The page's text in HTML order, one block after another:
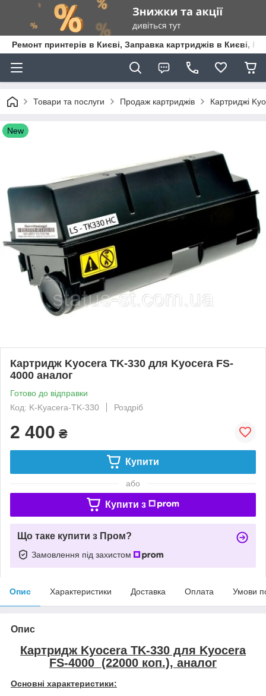
Ремонт принтерів в Києві, Заправка картриджів в Києві,
Товари та послуги Продаж картриджів Картриджі
New
Картридж Kyocera TK-330 для Kyocera FS-
4000 аналог
Готово до відправки
Код: K-Kyacera-TK-330
Роздріб
2 400 ₴
Купити
або
Купити з
Що таке купити з Пром?
Замовлення під захистом
Опис Характеристики Доставка Оплата Умови
Опис
Картридж Kyocera TK-330 для Kyocera
FS-4000 (22000 коп.), аналог
Основні характеристики: